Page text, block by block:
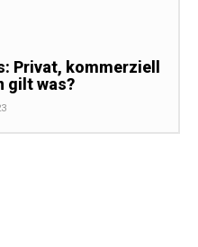
Privat, kommerziell
gilt was?